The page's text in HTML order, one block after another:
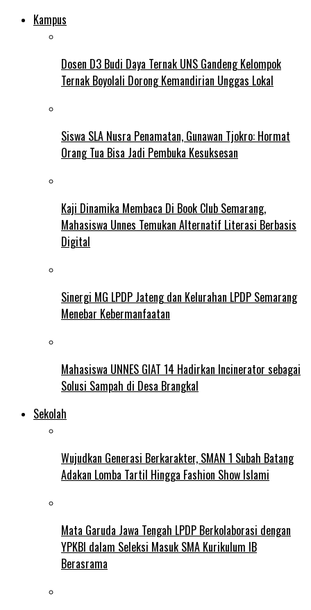
Kampus
Dosen D3 Budi Daya Ternak UNS Gandeng Kelompok
Ternak Boyolali Dorong Kemandirian Unggas Lokal
Siswa SLA Nusra Penamatan, Gunawan Tjokro: Hormat
Orang Tua Bisa Jadi Pembuka Kesuksesan
Kaji Dinamika Membaca Di Book Club Semarang,
Mahasiswa Unnes Temukan Alternatif Literasi Berbasis
Digital
Sinergi MG LPDP Jateng dan Kelurahan LPDP Semarang
Menebar Kebermanfaatan
Mahasiswa UNNES GIAT 14 Hadirkan Incinerator sebagai
Solusi Sampah di Desa Brangkal
Sekolah
Wujudkan Generasi Berkarakter, SMAN 1 Subah Batang
Adakan Lomba Tartil Hingga Fashion Show Islami
Mata Garuda Jawa Tengah LPDP Berkolaborasi dengan
YPKBI dalam Seleksi Masuk SMA Kurikulum IB
Berasrama